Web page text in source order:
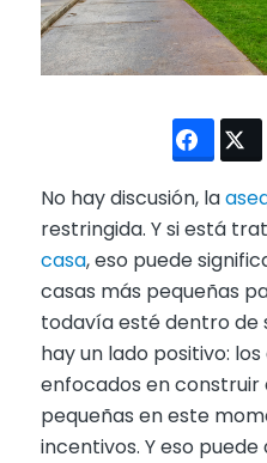
No hay discusión, la
restringida. Y si está
casa, eso puede
casas más pequeñas
todavía esté dentro de
hay un lado positivo:
enfocados en construir
pequeñas en este
incentivos. Y eso